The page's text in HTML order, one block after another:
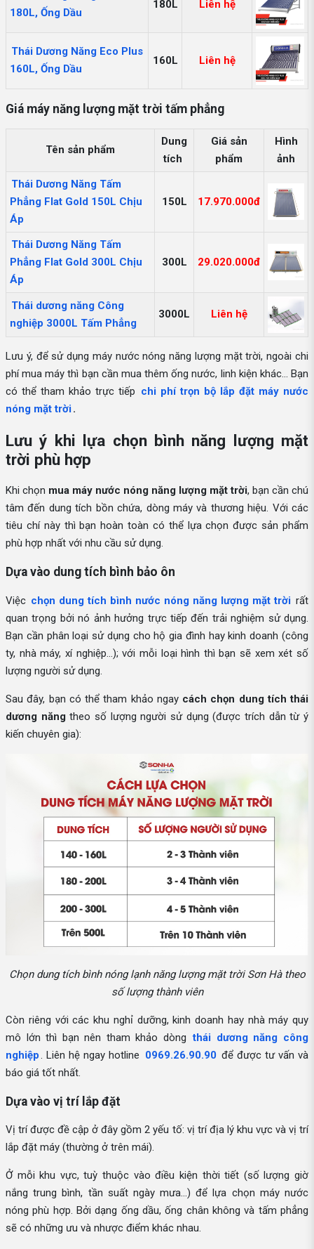
180L, Ống Dầu
180L Liên hệ
Thái Dương Năng Eco Plus
160L, Ống Dầu
160L Liên hệ
Giá máy năng lượng mặt trời tấm phẳng
Tên sản phẩm
Dung
tích
Giá sản
phẩm
Hình
ảnh
Thái Dương Năng Tấm
Phẳng Flat Gold 150L Chịu
Áp
150L 17.970.000đ
Thái Dương Năng Tấm
Phẳng Flat Gold 300L Chịu
Áp
300L 29.020.000đ
Thái dương năng Công
nghiệp 3000L Tấm Phẳng
3000L Liên hệ
Lưu ý, để sử dụng máy nước nóng năng lượng mặt trời, ngoài chi
phí mua máy thì bạn cần mua thêm ống nước, linh kiện khác... Bạn
có thể tham khảo trực tiếp chi phí trọn bộ lắp đặt máy nước
nóng mặt trời.
Lưu ý khi lựa chọn bình năng lượng mặt
trời phù hợp
Khi chọn mua máy nước nóng năng lượng mặt trời, bạn cần chú
tâm đến dung tích bồn chứa, dòng máy và thương hiệu. Với các
tiêu chí này thì bạn hoàn toàn có thể lựa chọn được sản phẩm
phù hợp nhất với nhu cầu sử dụng.
Dựa vào dung tích bình bảo ôn
Việc chọn dung tích bình nước nóng năng lượng mặt trời rất
quan trọng bởi nó ảnh hưởng trực tiếp đến trải nghiệm sử dụng.
Bạn cần phân loại sử dụng cho hộ gia đình hay kinh doanh (công
ty, nhà máy, xí nghiệp...); với mỗi loại hình thì bạn sẽ xem xét số
lượng người sử dụng.
Sau đây, bạn có thể tham khảo ngay cách chọn dung tích thái
dương năngtheo số lượng người sử dụng (được trích dẫn từ ý
kiến chuyên gia):
Chọn dung tích bình nóng lạnh năng lượng mặt trời Sơn Hà theo
số lượng thành viên
Còn riêng với các khu nghỉ dưỡng, kinh doanh hay nhà máy quy
mô lớn thì bạn nên tham khảo dòng thái dương năng công
nghiệp. Liên hệ ngay hotline 0969.26.90.90 để được tư vấn và
báo giá tốt nhất.
Dựa vào vị trí lắp đặt
Vị trí được đề cập ở đây gồm 2 yếu tố: vị trí địa lý khu vực và vị trí
lắp đặt máy (thường ở trên mái).
Ở mỗi khu vực, tuỳ thuộc vào điều kiện thời tiết (số lượng giờ
nắng trung bình, tần suất ngày mưa...) để lựa chọn máy nước
nóng phù hợp. Bởi dạng ống dầu, ống chân không và tấm phẳng
sẽ có những ưu và nhược điểm khác nhau.